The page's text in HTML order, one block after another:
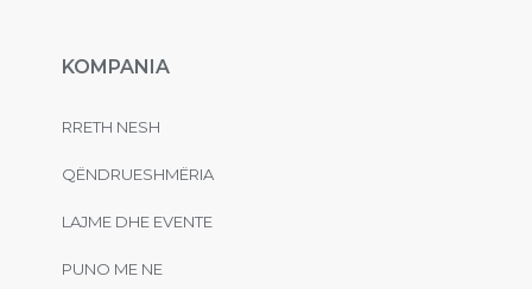
KOMPANIA
RRETH NESH
QËNDRUESHMËRIA
LAJME DHE EVENTE
PUNO ME NE